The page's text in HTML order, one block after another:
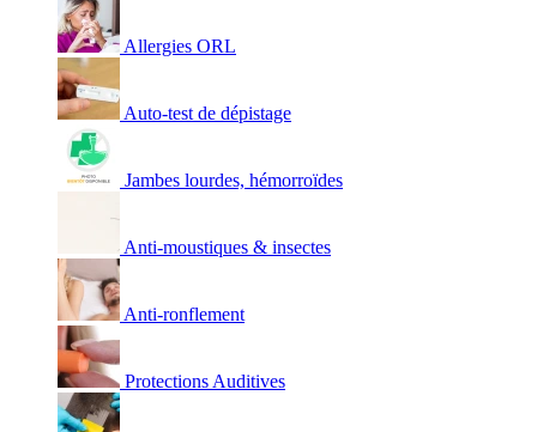
Allergies ORL
Auto-test de dépistage
Jambes lourdes, hémorroïdes
Anti-moustiques & insectes
Anti-ronflement
Protections Auditives